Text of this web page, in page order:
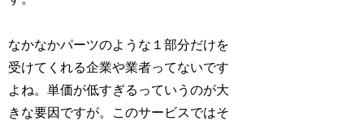
なかなかパーツのような１部分だけを
受けてくれる企業や業者ってないです
よね。単価が低すぎるっていうのが大
きな要因ですが。このサービスではそ